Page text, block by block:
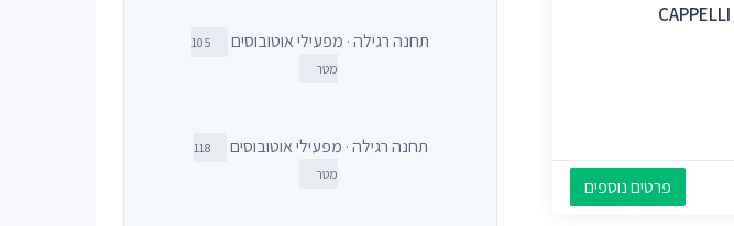
פרטים נוספים
תחנה רגילה · מפעילי אוטובוסים
105
מטר
תחנה רגילה · מפעילי אוטובוסים
118
מטר